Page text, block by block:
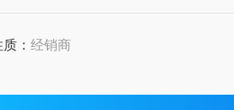
Bogoo ELISA试剂盒可以免费代测。
质：经销商